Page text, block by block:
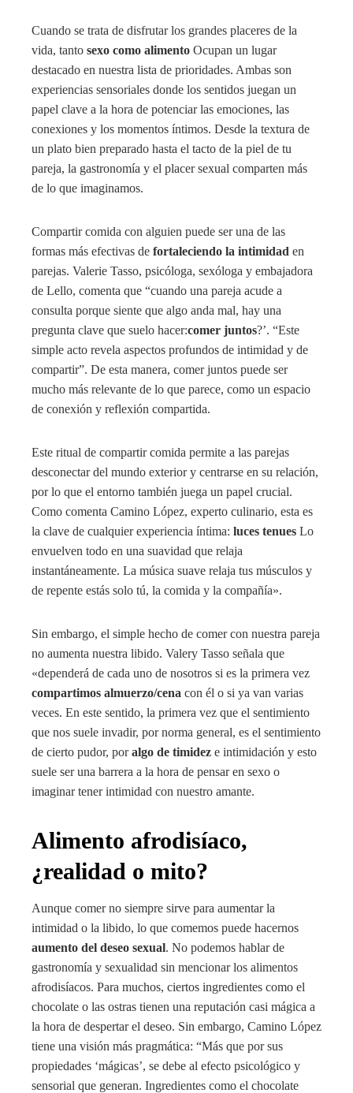
Cuando se trata de disfrutar los grandes placeres de la
vida, tanto sexo como alimento Ocupan un lugar
destacado en nuestra lista de prioridades. Ambas son
experiencias sensoriales donde los sentidos juegan un
papel clave a la hora de potenciar las emociones, las
conexiones y los momentos íntimos. Desde la textura de
un plato bien preparado hasta el tacto de la piel de tu
pareja, la gastronomía y el placer sexual comparten más
de lo que imaginamos.
Compartir comida con alguien puede ser una de las
formas más efectivas de fortaleciendo la intimidad en
parejas. Valerie Tasso, psicóloga, sexóloga y embajadora
de Lello, comenta que “cuando una pareja acude a
consulta porque siente que algo anda mal, hay una
pregunta clave que suelo hacer:comer juntos?’. “Este
simple acto revela aspectos profundos de intimidad y de
compartir”. De esta manera, comer juntos puede ser
mucho más relevante de lo que parece, como un espacio
de conexión y reflexión compartida.
Este ritual de compartir comida permite a las parejas
desconectar del mundo exterior y centrarse en su relación,
por lo que el entorno también juega un papel crucial.
Como comenta Camino López, experto culinario, esta es
la clave de cualquier experiencia íntima: luces tenues Lo
envuelven todo en una suavidad que relaja
instantáneamente. La música suave relaja tus músculos y
de repente estás solo tú, la comida y la compañía».
Sin embargo, el simple hecho de comer con nuestra pareja
no aumenta nuestra libido. Valery Tasso señala que
«dependerá de cada uno de nosotros si es la primera vez
compartimos almuerzo/cena con él o si ya van varias
veces. En este sentido, la primera vez que el sentimiento
que nos suele invadir, por norma general, es el sentimiento
de cierto pudor, poralgo de timidez e intimidación y esto
suele ser una barrera a la hora de pensar en sexo o
imaginar tener intimidad con nuestro amante.
Alimento afrodisíaco,
¿realidad o mito?
Aunque comer no siempre sirve para aumentar la
intimidad o la libido, lo que comemos puede hacernos
aumento del deseo sexual. No podemos hablar de
gastronomía y sexualidad sin mencionar los alimentos
afrodisíacos. Para muchos, ciertos ingredientes como el
chocolate o las ostras tienen una reputación casi mágica a
la hora de despertar el deseo. Sin embargo, Camino López
tiene una visión más pragmática: “Más que por sus
propiedades ‘mágicas’, se debe al efecto psicológico y
sensorial que generan. Ingredientes como el chocolate